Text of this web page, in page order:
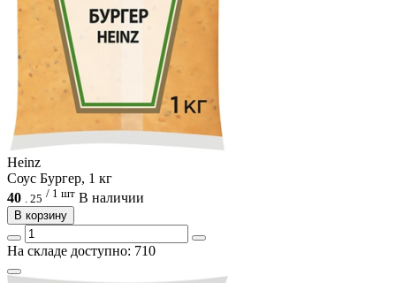
Heinz
Соус Бургер, 1 кг
40 . 25 / 1 шт В наличии
В корзину
На складе доступно: 710